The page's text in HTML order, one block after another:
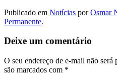
Publicado em Notícias porOsmar
Permanente.
Deixe um comentário
O seu endereço de e-mail não será
são marcados com *